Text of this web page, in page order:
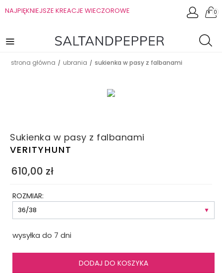
NAJPIĘKNIEJSZE KREACJE WIECZOROWE 0
strona główna / ubrania / sukienka w pasy z falbanami
Sukienka w pasy z falbanami
VERITYHUNT
610,00 zł
ROZMIAR:
wysyłka do 7 dni
DODAJ DO KOSZYKA